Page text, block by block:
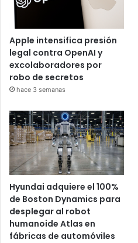
Apple intensifica presión
legal contra OpenAI y
excolaboradores por
robo de secretos
hace 3 semanas
Hyundai adquiere el 100%
de Boston Dynamics para
desplegar al robot
humanoide Atlas en
fábricas de automóviles